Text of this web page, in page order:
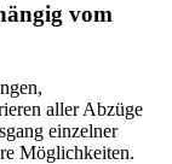
vom
aller Abzüge
einzelner
Möglichkeiten.